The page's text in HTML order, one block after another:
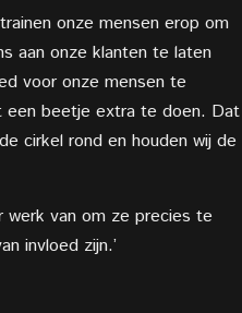
onze mensen erop om
aan onze klanten te laten
voor onze mensen te
een beetje extra te doen. Dat
cirkel rond en houden wij de
werk van om ze precies te
invloed zijn.’